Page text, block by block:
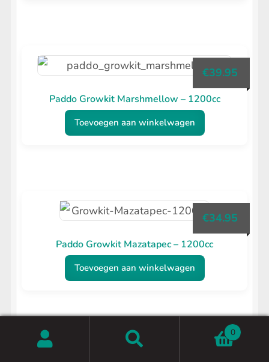
Paddo Growkit Marshmellow – 1200cc
€39.95
Toevoegen aan winkelwagen
Paddo Growkit Mazatapec – 1200cc
€34.95
Toevoegen aan winkelwagen
Zoeken
Zoeken
0